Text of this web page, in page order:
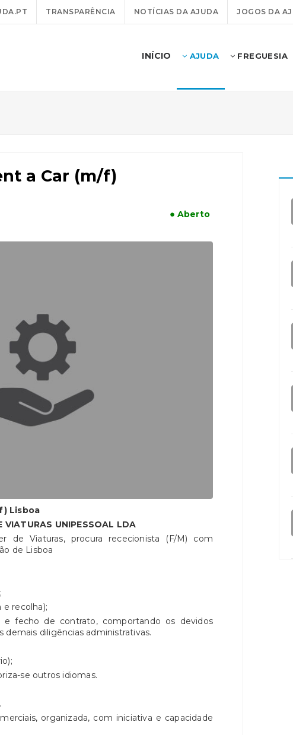
TRANSPARÊNCIA NOTÍCIAS DA AJUDA JOGOS DA
INÍCIO AJUDA FREGUESIA
a Car (m/f)
● Aberto
Lisboa
VIATURAS UNIPESSOAL LDA
de Viaturas, procura rececionista (F/M) com
de Lisboa
e recolha);
fecho de contrato, comportando os devidos
demais diligências administrativas.
se outros idiomas.
organizada, com iniciativa e capacidade